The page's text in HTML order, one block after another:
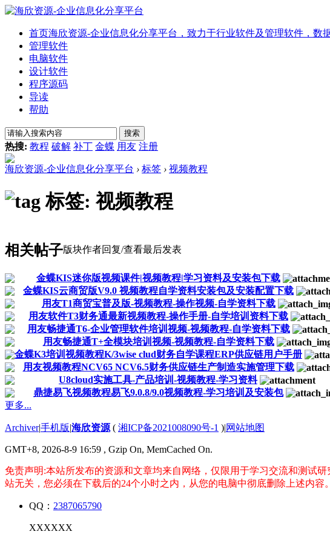
首页海欣资源-企业信息化分享平台，致力于行业软件及管理软件，数
管理软件
电脑软件
设计软件
程序源码
导读
帮助
搜索
热搜: 教程 破解 补丁 金蝶 用友 注册
海欣资源-企业信息化分享平台 › 标签 › 视频教程
标签: 视频教程
相关帖子版块作者回复/查看最后发表
金蝶KIS迷你版视频课件|视频教程|学习资料及安装包下载
金蝶KIS云商贸版V9.0 视频教程自学资料安装包及安装配置下载
用友T1商贸宝普及版-视频教程-操作视频-自学资料下载
用友软件T3财务通最新视频教程-操作手册-自学培训资料下载
用友畅捷通T6-企业管理软件培训视频-视频教程-自学资料下载
用友畅捷通T+全模块培训视频-视频教程-自学资料下载
金蝶K3培训视频教程K/3wise clud财务自学课程ERP供应链用户手册
用友视频教程NCV65 NCV6.5财务供应链生产制造实施管理下载
U8cloud实施工具-产品培训-视频教程-学习资料
鼎捷易飞视频教程易飞9.0.8/9.0视频教程-学习培训及安装包
更多...
Archiver|手机版|海欣资源 ( 湘ICP备2021008090号-1 )|网站地图
GMT+8, 2026-8-9 16:59 , Gzip On, MemCached On.
免责声明:本站所发布的资源和文章均来自网络，仅限用于学习交流和测试
站无关，您必须在下载后的24个小时之内，从您的电脑中彻底删除上述内容。
QQ： 2387065790
XXXXXX